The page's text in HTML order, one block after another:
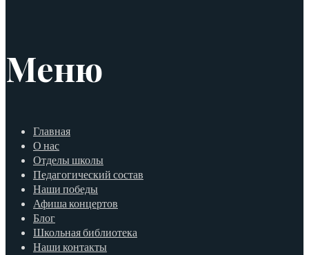
Меню
Главная
О нас
Отделы школы
Педагогический состав
Наши победы
Афиша концертов
Блог
Школьная библиотека
Наши контакты